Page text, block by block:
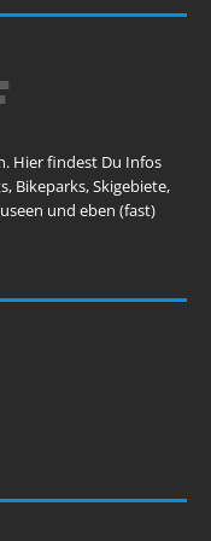
Hier findest Du Infos
Bikeparks, Skigebiete,
und eben (fast)